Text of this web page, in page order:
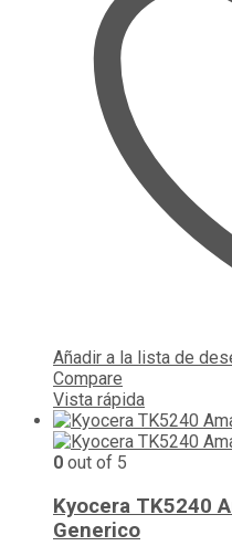
Añadir a la lista de
Compare
Vista rápida
0 out of 5
Kyocera TK5240
Generico